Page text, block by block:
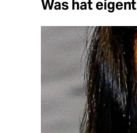
Was hat